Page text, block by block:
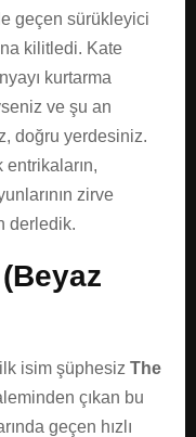
geçen sürükleyici
kilitledi. Kate
kurtarma
ve şu an
doğru yerdesiniz.
zirve
derledik.
isim şüphesiz The
çıkan bu
geçen hızlı